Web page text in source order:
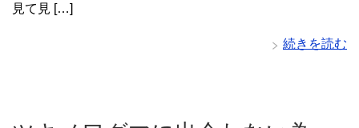
見て見 […]
続きを読む